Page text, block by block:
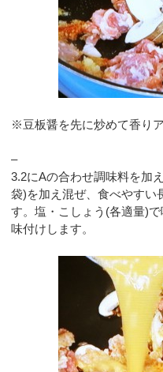
※豆板醤を先に炒めて香り
–
3.2にAの合わせ調味料を加
袋)を加え混ぜ、食べやすい
す。塩・こしょう(各適量)
味付けします。